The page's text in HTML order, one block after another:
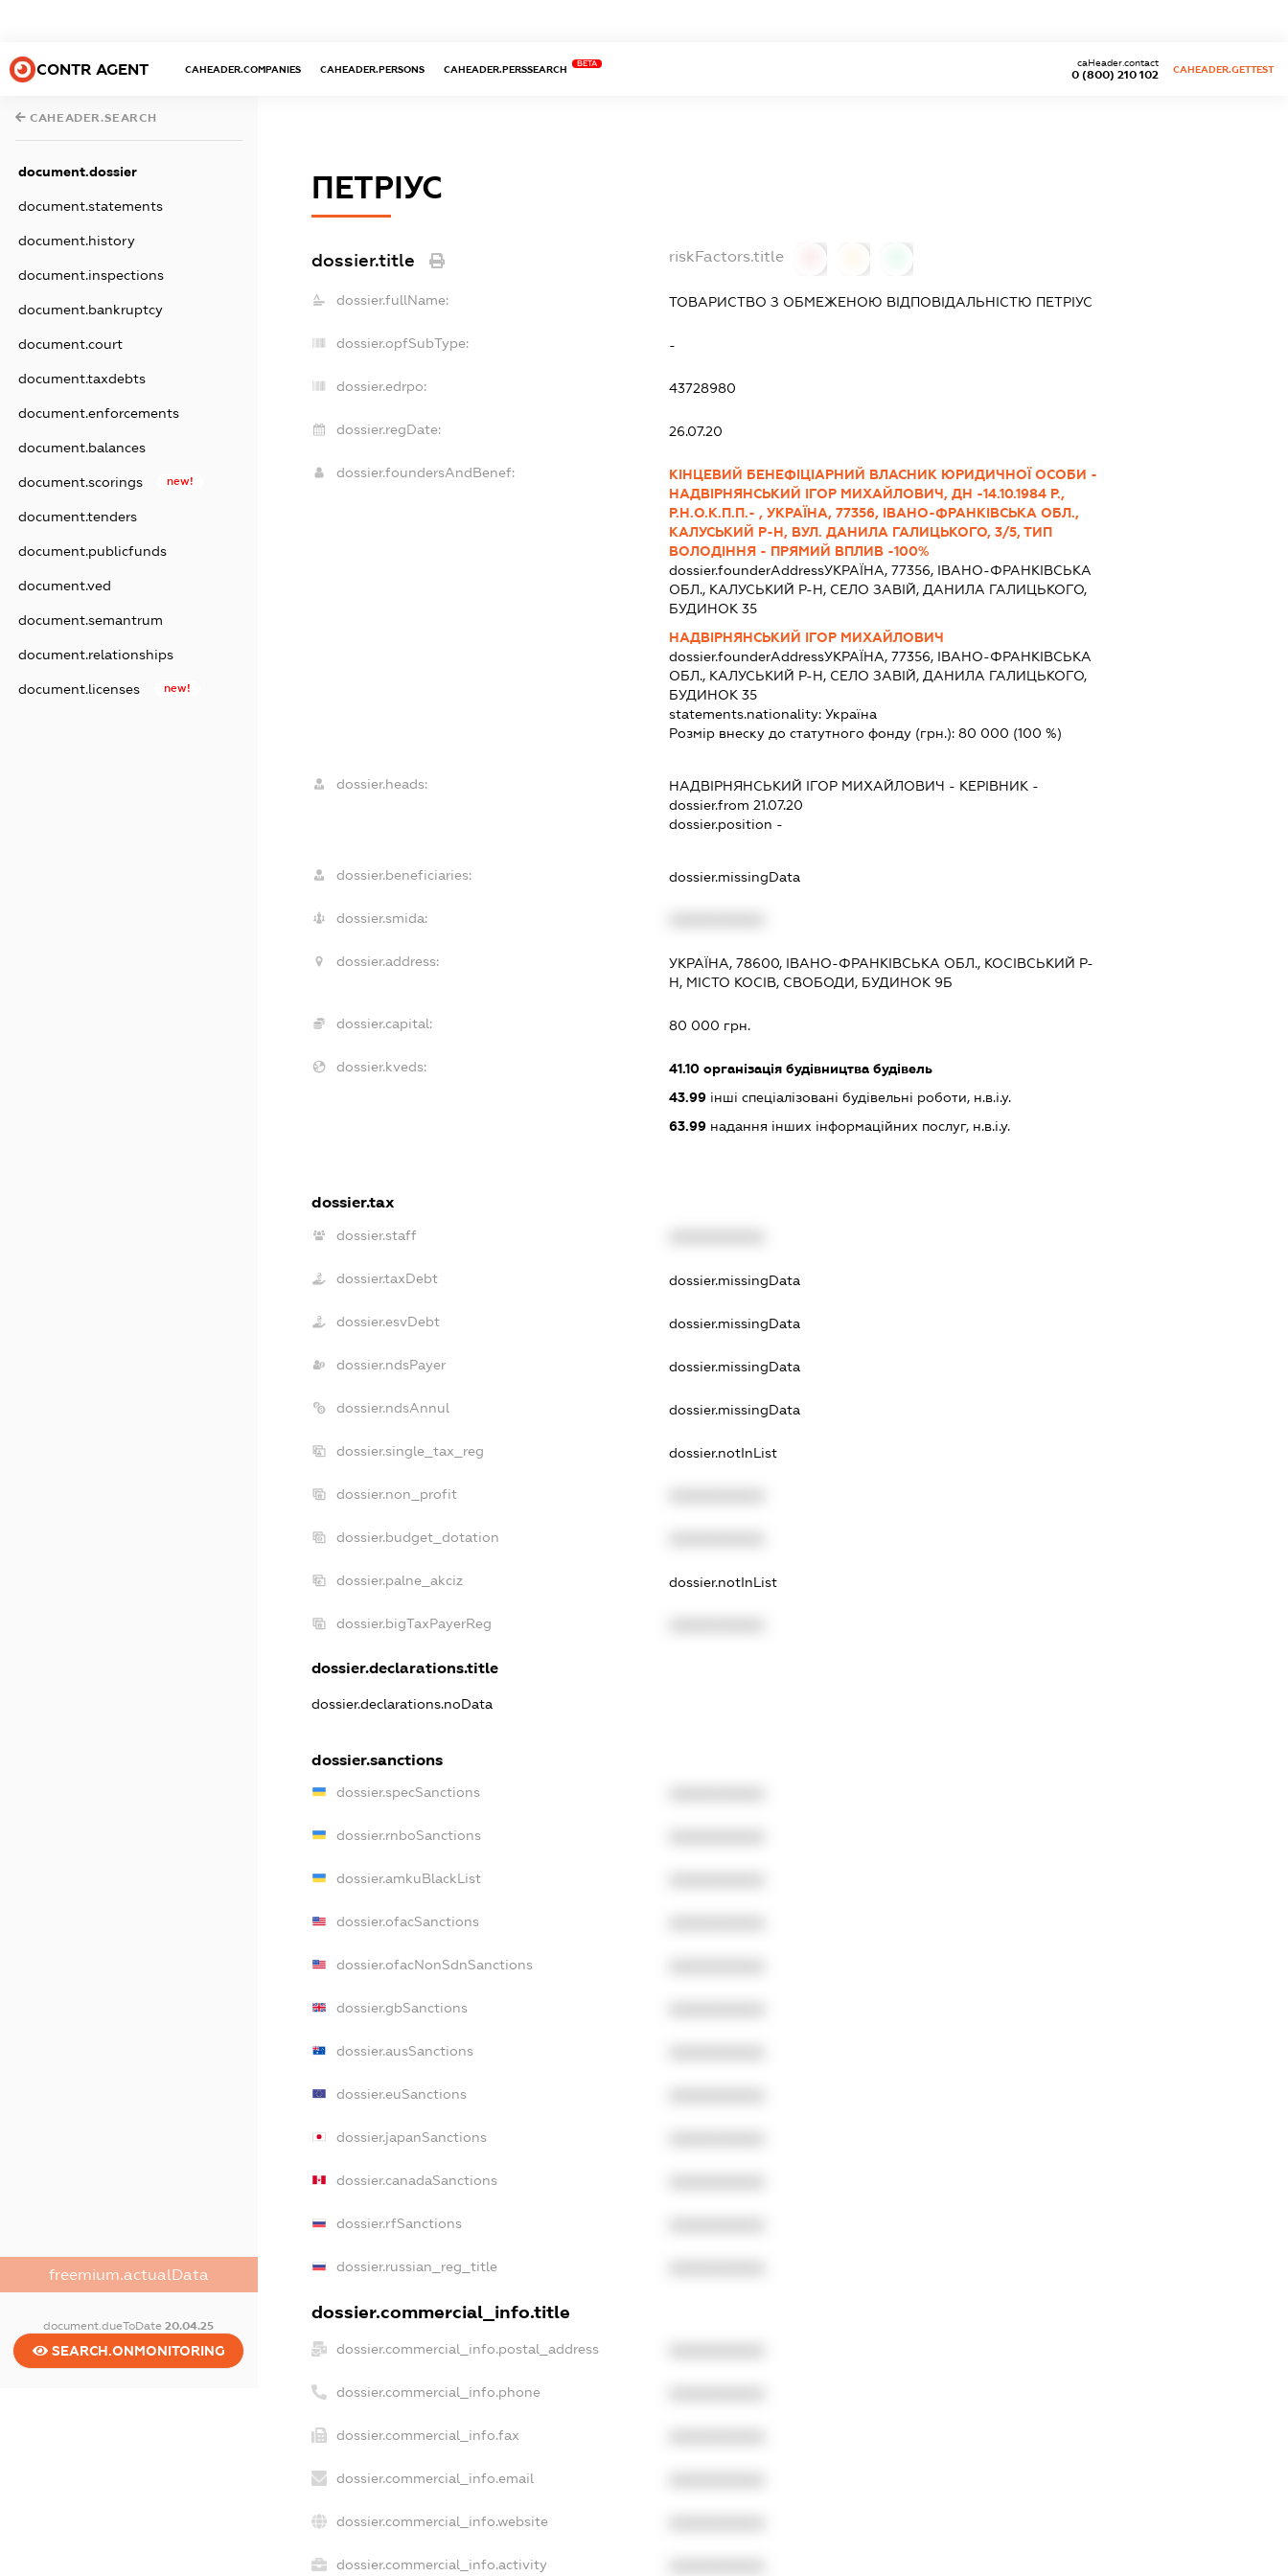
CONTR AGENT CAHEADER.COMPANIES CAHEADER.PERSONS CAHEADER.PERSSEARCH
BETA
0 (800) 210 102
caHeader.contact
CAHEADER.GETTEST
CAHEADER.SEARCH
document.dossier
document.statements
document.history
document.inspections
document.bankruptcy
document.court
document.taxdebts
document.enforcements
document.balances
document.scorings new!
document.tenders
document.publicfunds
document.ved
document.semantrum
document.relationships
document.licenses new!
freemium.actualData
document.dueToDate20.04.25
SEARCH.ONMONITORING
ПЕТРІУС
dossier.title riskFactors.title
dossier.fullName: ТОВАРИСТВО З ОБМЕЖЕНОЮ ВІДПОВІДАЛЬНІСТЮ ПЕТРІУС
dossier.opfSubType: -
dossier.edrpo: 43728980
dossier.regDate: 26.07.20
dossier.foundersAndBenef:
КІНЦЕВИЙ БЕНЕФІЦІАРНИЙ ВЛАСНИК ЮРИДИЧНОЇ ОСОБИ -
НАДВІРНЯНСЬКИЙ ІГОР МИХАЙЛОВИЧ, ДН -14.10.1984 Р.,
Р.Н.О.К.П.П.- , УКРАЇНА, 77356, ІВАНО-ФРАНКІВСЬКА ОБЛ.,
КАЛУСЬКИЙ Р-Н, ВУЛ. ДАНИЛА ГАЛИЦЬКОГО, 3/5, ТИП
ВОЛОДІННЯ - ПРЯМИЙ ВПЛИВ -100%
dossier.founderAddressУКРАЇНА, 77356, ІВАНО-ФРАНКІВСЬКА
ОБЛ., КАЛУСЬКИЙ Р-Н, СЕЛО ЗАВІЙ, ДАНИЛА ГАЛИЦЬКОГО,
БУДИНОК 35
НАДВІРНЯНСЬКИЙ ІГОР МИХАЙЛОВИЧ
dossier.founderAddressУКРАЇНА, 77356, ІВАНО-ФРАНКІВСЬКА
ОБЛ., КАЛУСЬКИЙ Р-Н, СЕЛО ЗАВІЙ, ДАНИЛА ГАЛИЦЬКОГО,
БУДИНОК 35
statements.nationality: Україна
Розмір внеску до статутного фонду (грн.): 80 000 (100 %)
dossier.heads: НАДВІРНЯНСЬКИЙ ІГОР МИХАЙЛОВИЧ - КЕРІВНИК -
dossier.from 21.07.20
dossier.position -
dossier.beneficiaries: dossier.missingData
dossier.smida:
dossier.address:
УКРАЇНА, 78600, ІВАНО-ФРАНКІВСЬКА ОБЛ., КОСІВСЬКИЙ Р-
Н, МІСТО КОСІВ, СВОБОДИ, БУДИНОК 9Б
dossier.capital: 80 000 грн.
dossier.kveds: 41.10організація будівництва будівель
43.99інші спеціалізовані будівельні роботи, н.в.і.у.
63.99надання інших інформаційних послуг, н.в.і.у.
dossier.tax
dossier.staff
dossier.taxDebt dossier.missingData
dossier.esvDebt dossier.missingData
dossier.ndsPayer dossier.missingData
dossier.ndsAnnul dossier.missingData
dossier.single_tax_reg dossier.notInList
dossier.non_profit
dossier.budget_dotation
dossier.palne_akciz dossier.notInList
dossier.bigTaxPayerReg
dossier.declarations.title
dossier.declarations.noData
dossier.sanctions
dossier.specSanctions
dossier.rnboSanctions
dossier.amkuBlackList
dossier.ofacSanctions
dossier.ofacNonSdnSanctions
dossier.gbSanctions
dossier.ausSanctions
dossier.euSanctions
dossier.japanSanctions
dossier.canadaSanctions
dossier.rfSanctions
dossier.russian_reg_title
dossier.commercial_info.title
dossier.commercial_info.postal_address
dossier.commercial_info.phone
dossier.commercial_info.fax
dossier.commercial_info.email
dossier.commercial_info.website
dossier.commercial_info.activity